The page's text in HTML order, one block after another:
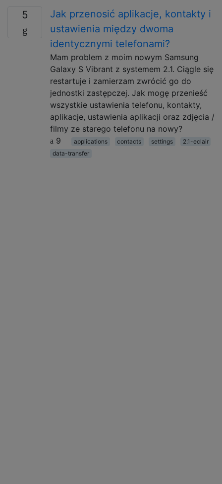
5
Jak przenosić aplikacje, kontakty i
ustawienia między dwoma
identycznymi telefonami?
Mam problem z moim nowym Samsung
Galaxy S Vibrant z systemem 2.1. Ciągle się
restartuje i zamierzam zwrócić go do
jednostki zastępczej. Jak mogę przenieść
wszystkie ustawienia telefonu, kontakty,
aplikacje, ustawienia aplikacji oraz zdjęcia /
filmy ze starego telefonu na nowy?
9
applications contacts settings
2.1-eclair
data-transfer